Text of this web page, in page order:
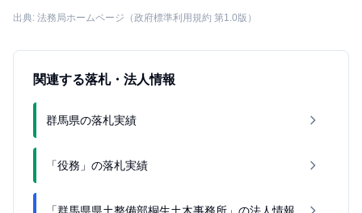
出典: 法務局ホームページ（政府標準利用規約 第1.0版）
関連する落札・法人情報
群馬県の落札実績
「役務」の落札実績